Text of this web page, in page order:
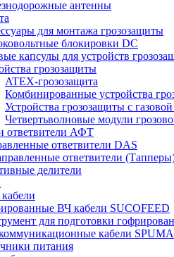
антенны
для монтажа грозозащиты
блокировки DC
капсулы для устройств
грозозащиты
ATEX-грозозащита
Комбинированные устройства
Устройства грозозащиты с
Четвертьволновые модули
ответвители АФТ
ответвители DAS
ответвители
делители
ВЧ кабели SUCOFEED
для подготовки
кабели SPUMA
питания